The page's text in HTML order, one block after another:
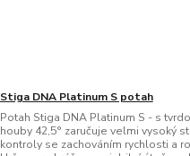
Stiga DNA Platinum S potah
Potah Stiga DNA Platinum S - s
houby 42,5° zaručuje velmi vysoký
kontroly se zachováním rychlosti a